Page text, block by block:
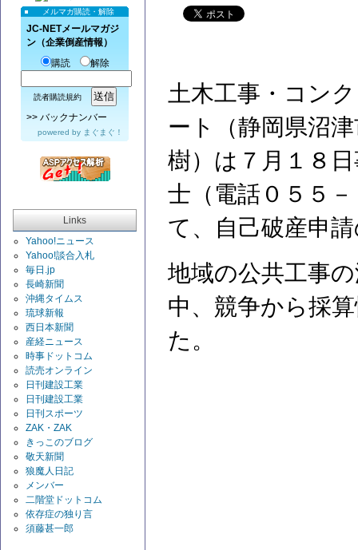
メルマガ購読・解除
JC-NETメールマガジ
ン（企業倒産情報）
購読
解除
読者購読規約
>> バックナンバー
powered by まぐまぐ！
Links
Yahoo!ニュース
Yahoo!談合入札
毎日.jp
長崎新聞
沖縄タイムス
琉球新報
西日本新聞
産経ニュース
時事ドットコム
読売オンライン
日刊建設工業
日刊建設工業
日刊スポーツ
ZAK・ZAK
きっこのブログ
敬天新聞
狼魔人日記
メンバー
二階堂ドットコム
依存症の独り言
須藤甚一郎
土木工事・コン
ート（静岡県沼
樹）は７月１８
士（電話０５５
て、自己破産申
地域の公共工事
中、競争から採
た。